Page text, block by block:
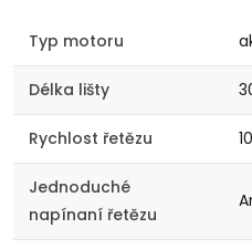
Typ motoru
Délka lišty
Rychlost řetězu
Jednoduché
napínaní řetězu